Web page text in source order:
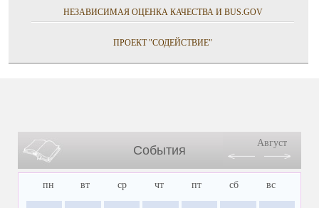
НЕЗАВИСИМАЯ ОЦЕНКА КАЧЕСТВА И BUS.GOV
ПРОЕКТ "СОДЕЙСТВИЕ"
События
Август
пн вт ср чт пт сб вс